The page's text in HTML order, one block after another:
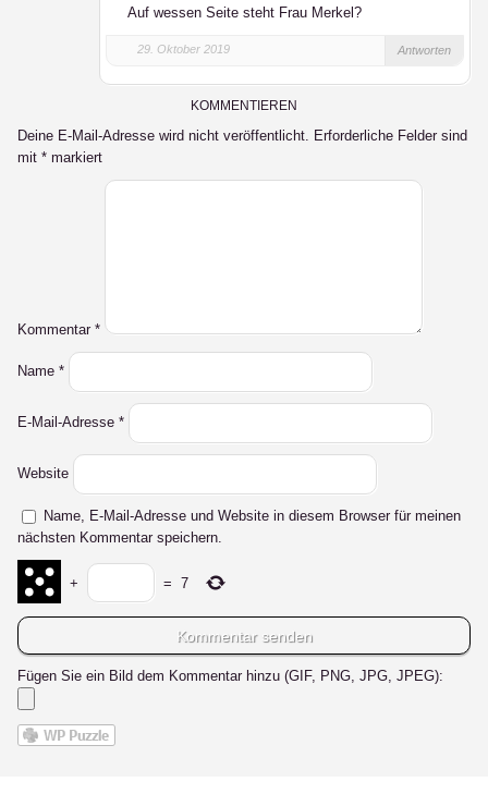
Auf wessen Seite steht Frau Merkel?
29. Oktober 2019 Antworten
KOMMENTIEREN
Deine E-Mail-Adresse wird nicht veröffentlicht. Erforderliche Felder sind
mit * markiert
Kommentar *
Name *
E-Mail-Adresse *
Website
Name, E-Mail-Adresse und Website in diesem Browser für meinen
nächsten Kommentar speichern.
+ = 7
Fügen Sie ein Bild dem Kommentar hinzu (GIF, PNG, JPG, JPEG):